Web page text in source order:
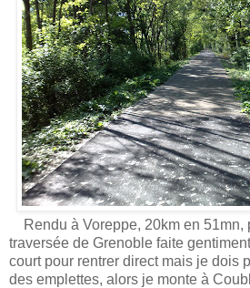
Rendu à Voreppe, 20km en 51mn,
traversée de Grenoble faite
court pour rentrer direct mais je dois
des emplettes, alors je monte à